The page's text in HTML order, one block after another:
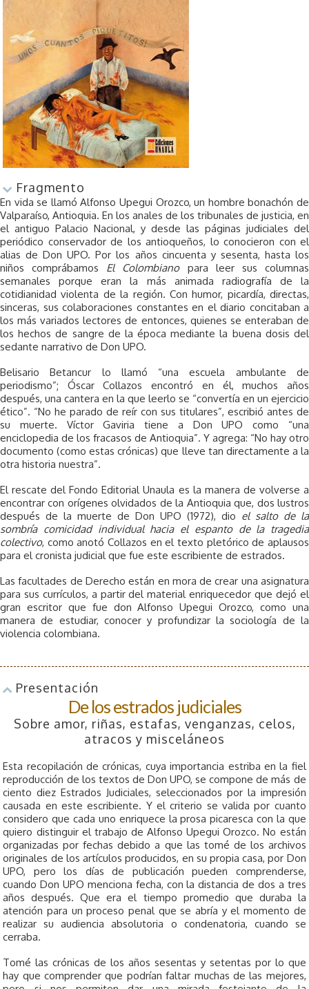
Fragmento
En vida se llamó Alfonso Upegui Orozco, un hombre bonachón de
Valparaíso, Antioquia. En los anales de los tribunales de justicia, en
el antiguo Palacio Nacional, y desde las páginas judiciales del
periódico conservador de los antioqueños, lo conocieron con el
alias de Don UPO. Por los años cincuenta y sesenta, hasta los
niños comprábamos El Colombianopara leer sus columnas
semanales porque eran la más animada radiografía de la
cotidianidad violenta de la región. Con humor, picardía, directas,
sinceras, sus colaboraciones constantes en el diario concitaban a
los más variados lectores de entonces, quienes se enteraban de
los hechos de sangre de la época mediante la buena dosis del
sedante narrativo de Don UPO.
Belisario Betancur lo llamó “una escuela ambulante de
periodismo”; Óscar Collazos encontró en él, muchos años
después, una cantera en la que leerlo se “convertía en un ejercicio
ético”. “No he parado de reír con sus titulares”, escribió antes de
su muerte. Víctor Gaviria tiene a Don UPO como “una
enciclopedia de los fracasos de Antioquia”. Y agrega: “No hay otro
documento (como estas crónicas) que lleve tan directamente a la
otra historia nuestra”.
El rescate del Fondo Editorial Unaula es la manera de volverse a
encontrar con orígenes olvidados de la Antioquia que, dos lustros
después de la muerte de Don UPO (1972), dio el salto de la
sombría comicidad individual hacia el espanto de la tragedia
colectivo, como anotó Collazos en el texto pletórico de aplausos
para el cronista judicial que fue este escribiente de estrados.
Las facultades de Derecho están en mora de crear una asignatura
para sus currículos, a partir del material enriquecedor que dejó el
gran escritor que fue don Alfonso Upegui Orozco, como una
manera de estudiar, conocer y profundizar la sociología de la
violencia colombiana.
Presentación
De los estrados judiciales
Sobre amor, riñas, estafas, venganzas, celos,
atracos y misceláneos
Esta recopilación de crónicas, cuya importancia estriba en la fiel
reproducción de los textos de Don UPO, se compone de más de
ciento diez Estrados Judiciales, seleccionados por la impresión
causada en este escribiente. Y el criterio se valida por cuanto
considero que cada uno enriquece la prosa picaresca con la que
quiero distinguir el trabajo de Alfonso Upegui Orozco. No están
organizadas por fechas debido a que las tomé de los archivos
originales de los artículos producidos, en su propia casa, por Don
UPO, pero los días de publicación pueden comprenderse,
cuando Don UPO menciona fecha, con la distancia de dos a tres
años después. Que era el tiempo promedio que duraba la
atención para un proceso penal que se abría y el momento de
realizar su audiencia absolutoria o condenatoria, cuando se
cerraba.
Tomé las crónicas de los años sesentas y setentas por lo que
hay que comprender que podrían faltar muchas de las mejores,